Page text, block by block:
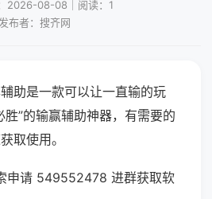
2026-08-08｜阅读：1
发布者：搜齐网
助是一款可以让一直输的玩
胜”的输赢辅助神器，有需要的
取使用。
申请 549552478 进群获取软